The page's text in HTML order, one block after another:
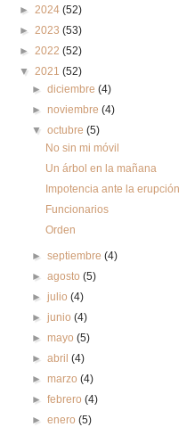
► 2024 (52)
► 2023 (53)
► 2022 (52)
▼ 2021 (52)
►diciembre(4)
►noviembre(4)
▼octubre(5)
No sin mi móvil
Un árbol en la mañana
Impotencia ante la erupción
Funcionarios
Orden
►septiembre(4)
►agosto(5)
►julio(4)
►junio(4)
►mayo(5)
►abril(4)
►marzo(4)
►febrero(4)
►enero(5)